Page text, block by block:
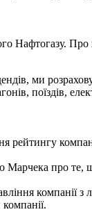
Нафтогазу. Про
ми
поїздів,
рейтингу
про те,
компанії з